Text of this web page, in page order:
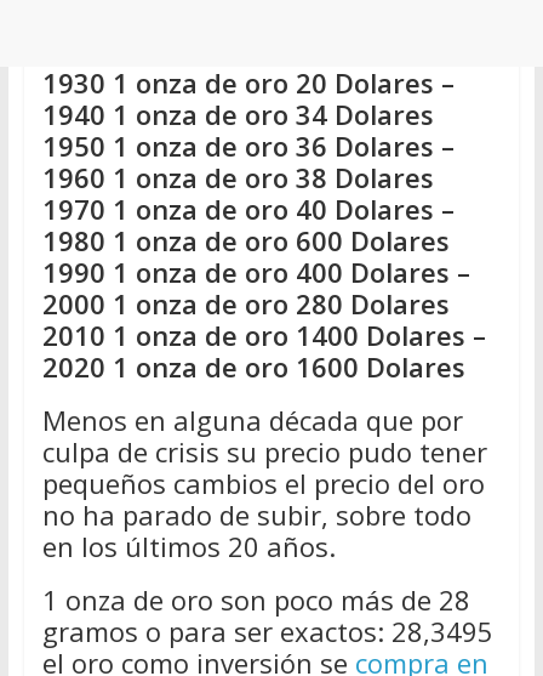
1930 1 onza de oro 20 Dolares –
1940 1 onza de oro 34 Dolares
1950 1 onza de oro 36 Dolares –
1960 1 onza de oro 38 Dolares
1970 1 onza de oro 40 Dolares –
1980 1 onza de oro 600 Dolares
1990 1 onza de oro 400 Dolares –
2000 1 onza de oro 280 Dolares
2010 1 onza de oro 1400 Dolares –
2020 1 onza de oro 1600 Dolares
Menos en alguna década que por
culpa de crisis su precio pudo tener
pequeños cambios el precio del oro
no ha parado de subir, sobre todo
en los últimos 20 años.
1 onza de oro son poco más de 28
gramos o para ser exactos: 28,3495
el oro como inversión se compra en